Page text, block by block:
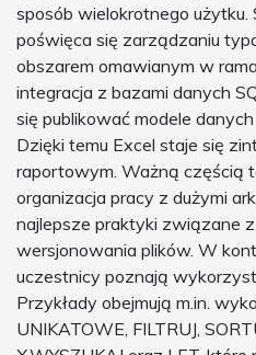
sposób wielokrotnego
poświęca się zarządzaniu
obszarem omawianym w
integracja z bazami danych
się publikować modele
Dzięki temu Excel staje się
raportowym. Ważną częścią
organizacja pracy z dużymi
najlepsze praktyki związane
wersjonowania plików. W
uczestnicy poznają
Przykłady obejmują m.in.
UNIKATOWE, FILTRUJ,